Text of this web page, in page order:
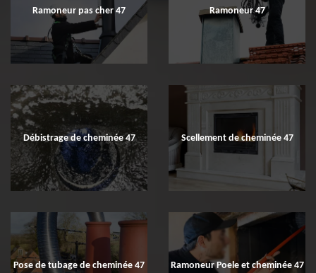
Ramoneur pas cher 47 Ramoneur 47
Débistrage de cheminée 47 Scellement de cheminée 47
Pose de tubage de cheminée 47 Ramoneur Poele et cheminée 47